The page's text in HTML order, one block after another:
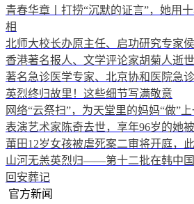
青春华章丨打捞“沉默的证言”，她用
相
北师大校长办原主任、启功研究专家
香港著名报人、文学评论家胡菊人逝
著名急诊医学专家、北京协和医院急
英烈终归故里！这些细节写满敬意
网络“云祭扫”，为天堂里的妈妈“做”
表演艺术家陈奇去世，享年96岁的她
莆田12岁女孩被虐死案二审将开庭，
山河无恙英烈归——第十二批在韩中
回安葬记
官方新闻